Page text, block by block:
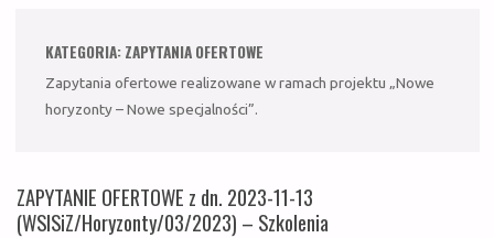
KATEGORIA: ZAPYTANIA OFERTOWE
Zapytania ofertowe realizowane w ramach projektu „Nowe
horyzonty – Nowe specjalności”.
ZAPYTANIE OFERTOWE z dn. 2023-11-13
(WSISiZ/Horyzonty/03/2023) – Szkolenia